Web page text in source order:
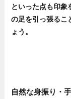
といった点も印象
の足を引っ張るこ
ょう。
自然な身振り・